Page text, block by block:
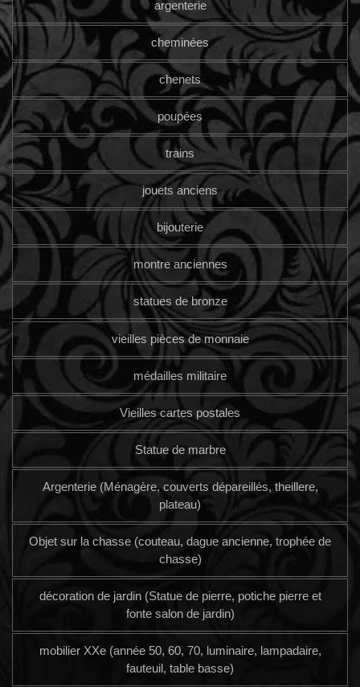
argenterie
cheminées
chenets
poupées
trains
jouets anciens
bijouterie
montre anciennes
statues de bronze
vieilles pièces de monnaie
médailles militaire
Vieilles cartes postales
Statue de marbre
Argenterie (Ménagère, couverts dépareillés, theillere,
plateau)
Objet sur la chasse (couteau, dague ancienne, trophée de
chasse)
décoration de jardin (Statue de pierre, potiche pierre et
fonte salon de jardin)
mobilier XXe (année 50, 60, 70, luminaire, lampadaire,
fauteuil, table basse)